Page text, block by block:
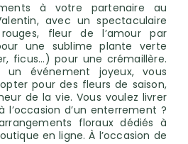
à votre partenaire au
avec un spectaculaire
fleur de l’amour par
une sublime plante verte
ficus...) pour une crémaillère.
un événement joyeux, vous
pour des fleurs de saison,
de la vie. Vous voulez livrer
l’occasion d’un enterrement ?
floraux dédiés à
en ligne. À l’occasion de